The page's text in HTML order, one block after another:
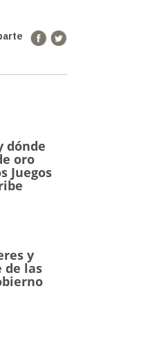
dónde
oro
Juegos
y
de las